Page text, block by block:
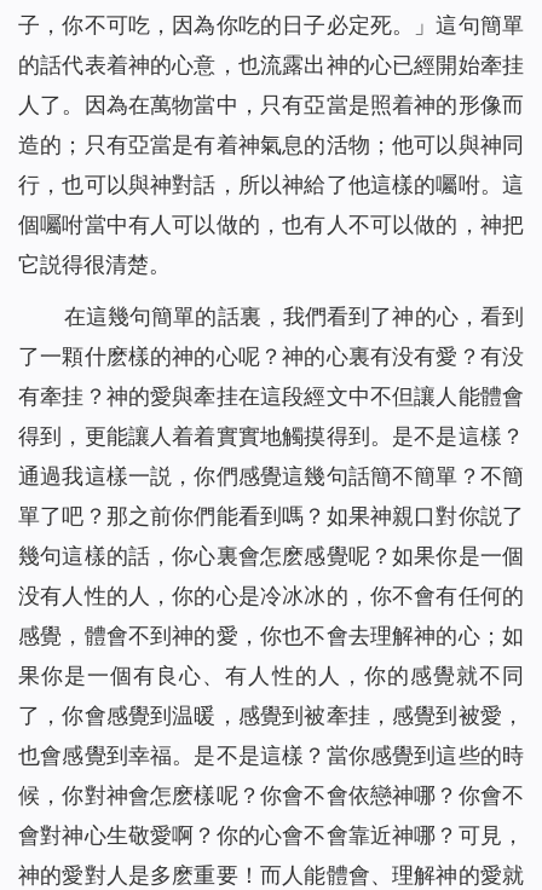
子，你不可吃，因為你吃的日子必定死。」這句簡單
的話代表着神的心意，也流露出神的心已經開始牽挂
人了。因為在萬物當中，只有亞當是照着神的形像而
造的；只有亞當是有着神氣息的活物；他可以與神同
行，也可以與神對話，所以神給了他這樣的囑咐。這
個囑咐當中有人可以做的，也有人不可以做的，神把
它説得很清楚。
在這幾句簡單的話裏，我們看到了神的心，看到
了一顆什麽樣的神的心呢？神的心裏有没有愛？有没
有牽挂？神的愛與牽挂在這段經文中不但讓人能體會
得到，更能讓人着着實實地觸摸得到。是不是這樣？
通過我這樣一説，你們感覺這幾句話簡不簡單？不簡
單了吧？那之前你們能看到嗎？如果神親口對你説了
幾句這樣的話，你心裏會怎麽感覺呢？如果你是一個
没有人性的人，你的心是冷冰冰的，你不會有任何的
感覺，體會不到神的愛，你也不會去理解神的心；如
果你是一個有良心、有人性的人，你的感覺就不同
了，你會感覺到温暖，感覺到被牽挂，感覺到被愛，
也會感覺到幸福。是不是這樣？當你感覺到這些的時
候，你對神會怎麽樣呢？你會不會依戀神哪？你會不
會對神心生敬愛啊？你的心會不會靠近神哪？可見，
神的愛對人是多麽重要！而人能體會、理解神的愛就